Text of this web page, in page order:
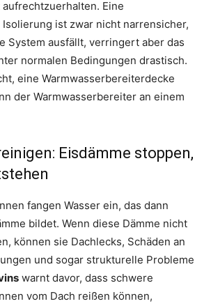
Eine
ist zwar nicht narrensicher,
System ausfällt, verringert aber das
normalen Bedingungen drastisch.
eine Warmwasserbereiterdecke
der Warmwasserbereiter an einem
Eisdämme stoppen,
fangen Wasser ein, das dann
bildet. Wenn diese Dämme nicht
können sie Dachlecks, Schäden an
und sogar strukturelle Probleme
warnt davor, dass schwere
vom Dach reißen können,